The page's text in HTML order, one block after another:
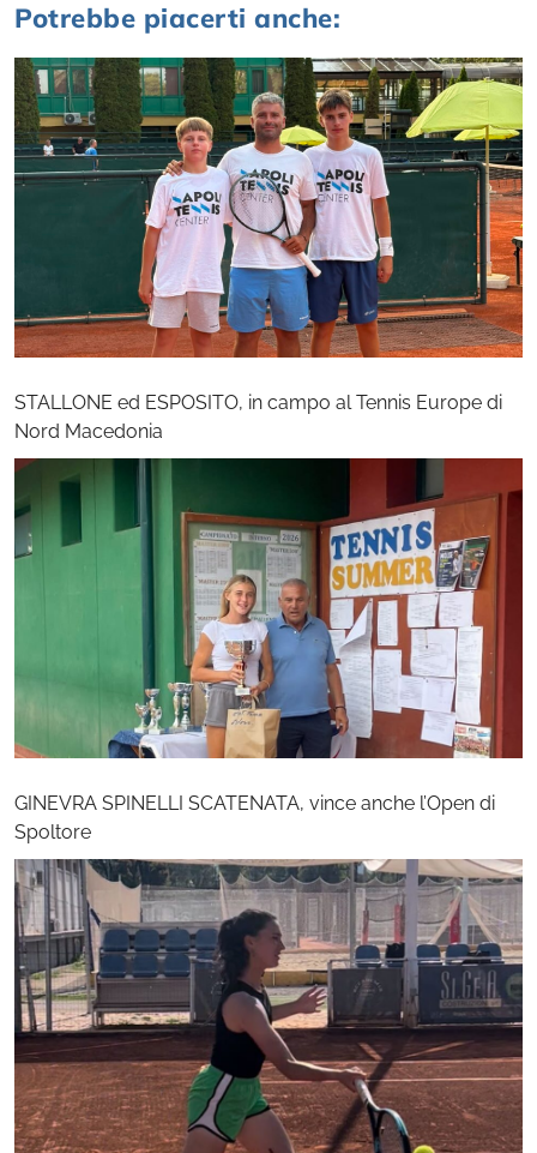
Potrebbe piacerti anche:
STALLONE ed ESPOSITO, in campo al Tennis Europe di
Nord Macedonia
GINEVRA SPINELLI SCATENATA, vince anche l’Open di
Spoltore